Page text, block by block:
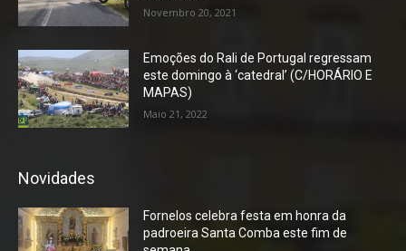
Novembro 20, 2021
Emoções do Rali de Portugal regressam
este domingo à ‘catedral’ (C/HORÁRIO E
MAPAS)
Maio 21, 2022
Novidades
Fornelos celebra festa em honra da
padroeira Santa Comba este fim de